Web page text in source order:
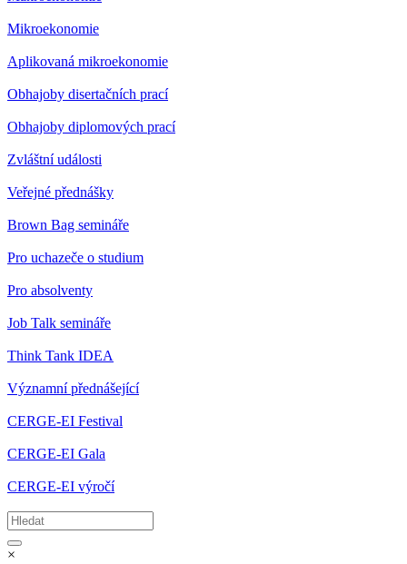
Mikroekonomie
Aplikovaná mikroekonomie
Obhajoby disertačních prací
Obhajoby diplomových prací
Zvláštní události
Veřejné přednášky
Brown Bag semináře
Pro uchazeče o studium
Pro absolventy
Job Talk semináře
Think Tank IDEA
Významní přednášející
CERGE-EI Festival
CERGE-EI Gala
CERGE-EI výročí
×